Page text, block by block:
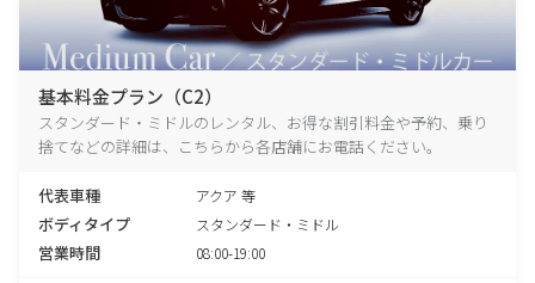
基本料金プラン（C2）
スタンダード・ミドルのレンタル、お得な割引料金や予約、乗り
捨てなどの詳細は、こちらから各店舗にお電話ください。
代表車種 アクア 等
ボディタイプ スタンダード・ミドル
営業時間 08:00-19:00